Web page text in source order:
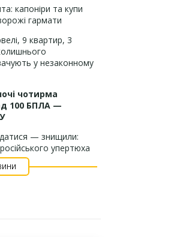
капоніри та купи
гармати
9 квартир, 3
у незаконному
чотирма
100 БПЛА —
— знищили:
упертюха